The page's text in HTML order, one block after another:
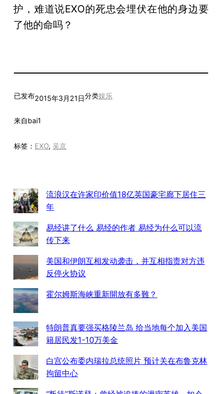
护，难道说EXO的死忠会埋伏在他的身边要
了他的命吗？
已发布2015年3月21日分类娱乐
来自bai1
标签： EXO, 吴京
流浪汉在许家印价值18亿英国豪宅廊下居住三
年
易经讲了什么 易经的作者 易经为什么可以流
传下来
美国和伊朗互相发动袭击，并互相指责对方违
反停火协议
霍尔姆斯海峡重新開放有多難？
特朗普真要强买格陵兰岛 给当地每个加入美国
籍居民发1-10万美金
白宫公布委内瑞拉总统照片 预计关在布鲁克林
拘留中心